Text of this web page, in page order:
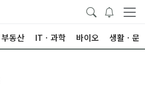
부동산 ITㆍ과학 바이오 생활ㆍ문